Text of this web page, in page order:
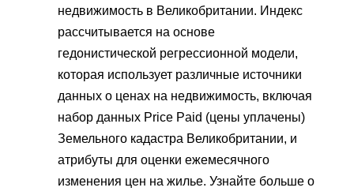
недвижимость в Великобритании. Индекс
рассчитывается на основе
гедонистической регрессионной модели,
которая использует различные источники
данных о ценах на недвижимость, включая
набор данных Price Paid (цены уплачены)
Земельного кадастра Великобритании, и
атрибуты для оценки ежемесячного
изменения цен на жилье. Узнайте больше о